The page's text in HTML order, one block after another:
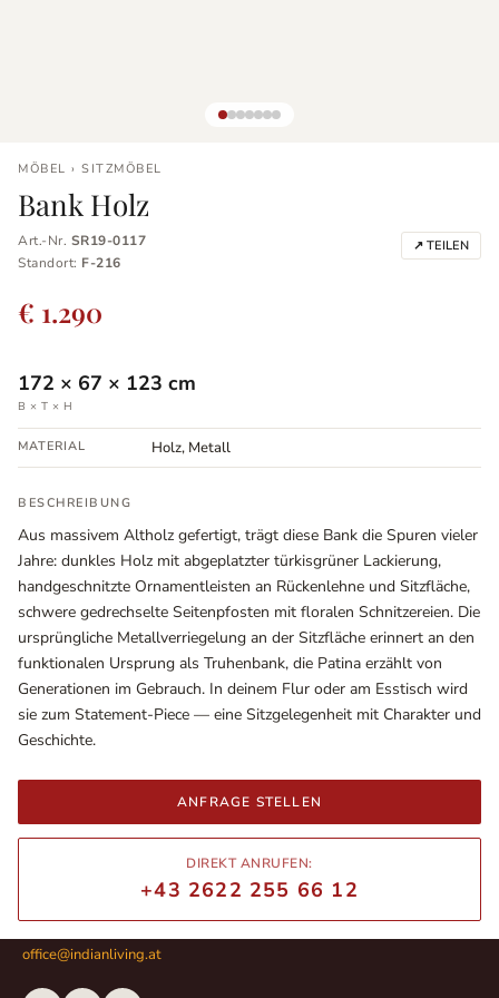
MÖBEL › SITZMÖBEL
Bank Holz
Art.-Nr. SR19-0117
Standort: F-216
↗ TEILEN
€ 1.290
172 × 67 × 123 cm
B × T × H
MATERIAL Holz, Metall
BESCHREIBUNG
Aus massivem Altholz gefertigt, trägt diese Bank die Spuren vieler
Jahre: dunkles Holz mit abgeplatzter türkisgrüner Lackierung,
handgeschnitzte Ornamentleisten an Rückenlehne und Sitzfläche,
schwere gedrechselte Seitenpfosten mit floralen Schnitzereien. Die
ursprüngliche Metallverriegelung an der Sitzfläche erinnert an den
funktionalen Ursprung als Truhenbank, die Patina erzählt von
Generationen im Gebrauch. In deinem Flur oder am Esstisch wird
sie zum Statement-Piece — eine Sitzgelegenheit mit Charakter und
Geschichte.
ANFRAGE STELLEN
DIREKT ANRUFEN:
+43 2622 255 66 12
Wiener Straße – Werkstraße 111
+43 2622 255 66 12
office@indianliving.at